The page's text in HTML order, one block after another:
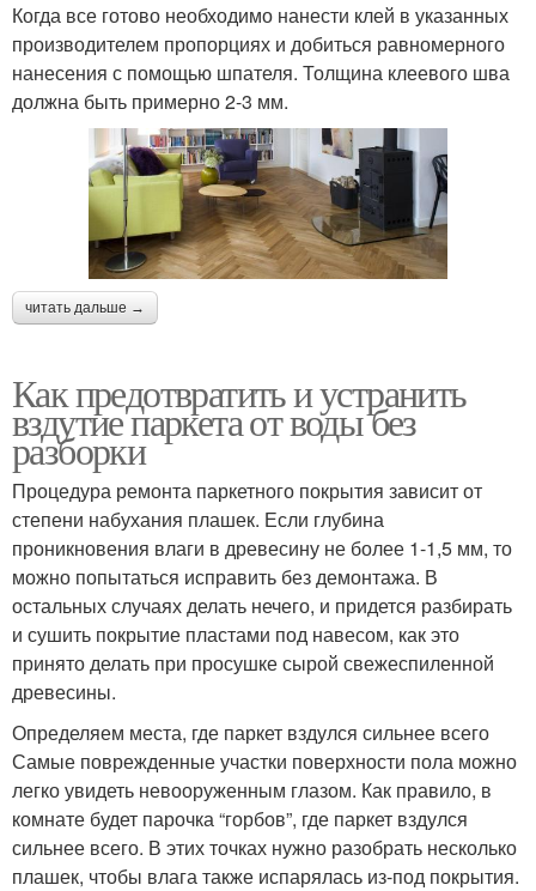
Когда все готово необходимо нанести клей в указанных
производителем пропорциях и добиться равномерного
нанесения с помощью шпателя. Толщина клеевого шва
должна быть примерно 2-3 мм.
читать дальше →
Как предотвратить и устранить
вздутие паркета от воды без
разборки
Процедура ремонта паркетного покрытия зависит от
степени набухания плашек. Если глубина
проникновения влаги в древесину не более 1-1,5 мм, то
можно попытаться исправить без демонтажа. В
остальных случаях делать нечего, и придется разбирать
и сушить покрытие пластами под навесом, как это
принято делать при просушке сырой свежеспиленной
древесины.
Определяем места, где паркет вздулся сильнее всего
Самые поврежденные участки поверхности пола можно
легко увидеть невооруженным глазом. Как правило, в
комнате будет парочка “горбов”, где паркет вздулся
сильнее всего. В этих точках нужно разобрать несколько
плашек, чтобы влага также испарялась из-под покрытия.